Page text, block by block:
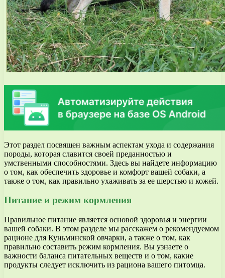
Этот раздел посвящен важным аспектам ухода и содержания
породы, которая славится своей преданностью и
умственными способностями. Здесь вы найдете информацию
о том, как обеспечить здоровье и комфорт вашей собаки, а
также о том, как правильно ухаживать за ее шерстью и кожей.
Питание и режим кормления
Правильное питание является основой здоровья и энергии
вашей собаки. В этом разделе мы расскажем о рекомендуемом
рационе для Куньминской овчарки, а также о том, как
правильно составить режим кормления. Вы узнаете о
важности баланса питательных веществ и о том, какие
продукты следует исключить из рациона вашего питомца.